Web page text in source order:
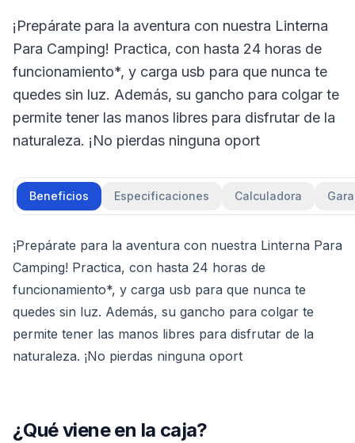
¡Prepárate para la aventura con nuestra Linterna
Para Camping! Practica, con hasta 24 horas de
funcionamiento*, y carga usb para que nunca te
quedes sin luz. Además, su gancho para colgar te
permite tener las manos libres para disfrutar de la
naturaleza. ¡No pierdas ninguna oport
Beneficios Especificaciones Calculadora
¡Prepárate para la aventura con nuestra Linterna Para
Camping! Practica, con hasta 24 horas de
funcionamiento*, y carga usb para que nunca te
quedes sin luz. Además, su gancho para colgar te
permite tener las manos libres para disfrutar de la
naturaleza. ¡No pierdas ninguna oport
¿Qué viene en la caja?